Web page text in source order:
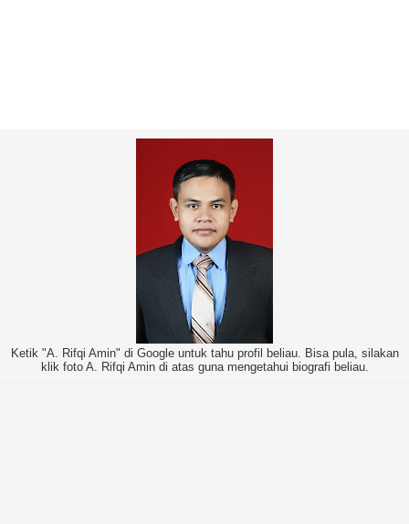
Ketik "A. Rifqi Amin" di Google untuk tahu profil beliau. Bisa pula, silakan
klik foto A. Rifqi Amin di atas guna mengetahui biografi beliau.